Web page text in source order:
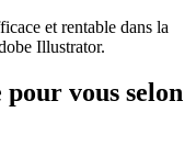
et rentable dans la
Illustrator.
vous selon